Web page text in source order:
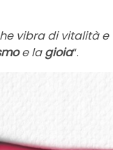
vibra di vitalità e
e lagioia“.